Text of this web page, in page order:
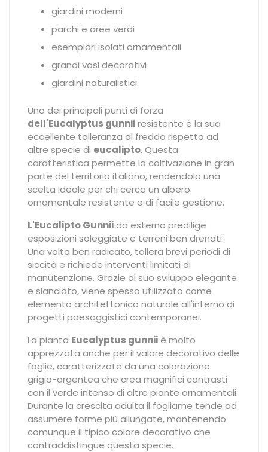
giardini moderni
parchi e aree verdi
esemplari isolati ornamentali
grandi vasi decorativi
giardini naturalistici
Uno dei principali punti di forza
dell'Eucalyptus gunniiresistente è la sua
eccellente tolleranza al freddo rispetto ad
altre specie di eucalipto. Questa
caratteristica permette la coltivazione in gran
parte del territorio italiano, rendendolo una
scelta ideale per chi cerca un albero
ornamentale resistente e di facile gestione.
L'Eucalipto Gunniida esterno predilige
esposizioni soleggiate e terreni ben drenati.
Una volta ben radicato, tollera brevi periodi di
siccità e richiede interventi limitati di
manutenzione. Grazie al suo sviluppo elegante
e slanciato, viene spesso utilizzato come
elemento architettonico naturale all'interno di
progetti paesaggistici contemporanei.
La pianta Eucalyptus gunniiè molto
apprezzata anche per il valore decorativo delle
foglie, caratterizzate da una colorazione
grigio-argentea che crea magnifici contrasti
con il verde intenso di altre piante ornamentali.
Durante la crescita adulta il fogliame tende ad
assumere forme più allungate, mantenendo
comunque il tipico colore decorativo che
contraddistingue questa specie.